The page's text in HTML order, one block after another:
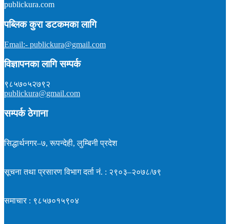
publickura.com
पब्लिक कुरा डटकमका लागि
Email:- publickura@gmail.com
विज्ञापनका लागि सम्पर्क
९८५७०५२७९२
publickura@gmail.com
सम्पर्क ठेगाना
सिद्धार्थनगर–७, रूपन्देही, लुम्बिनी प्रदेश
सूचना तथा प्रसारण विभाग दर्ता नं. : २९०३–२०७८/७९
समाचार : ९८५७०१५९०४